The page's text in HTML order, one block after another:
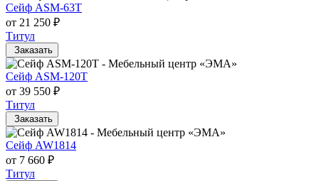
Сейф ASM-63T
от 21 250 ₽
Титул
Заказать
Сейф ASM-120T
от 39 550 ₽
Титул
Заказать
Сейф AW1814
от 7 660 ₽
Титул